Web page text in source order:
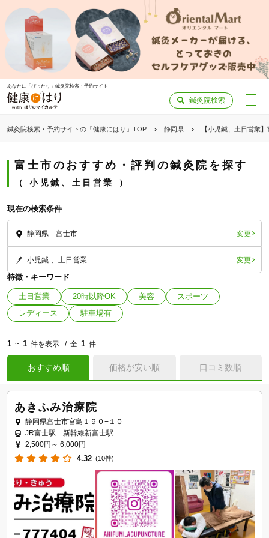
あなたに「ぴったり」鍼灸院検索・予約サイト
鍼灸院検索
鍼灸院検索・予約サイトの「健康にはり」TOP 静岡県 【小児鍼、土日営業
富士市のおすすめ・評判の鍼灸院を探す
小児鍼、土日営業
現在の検索条件
静岡県 富士市 変更
小児鍼 土日営業 変更
特徴・キーワード
土日営業 20時以降OK 美容
スポーツ
レディース
駐車場有
1 ~ 1 件を表示 全 1 件
おすすめ順 価格が安い順 口コミ数順
あきふみ治療院
静岡県富士市宮島１９０−１０
JR富士駅 新幹線新富士駅
2,500円～ 6,000円
4.32 (10件)
「健康にはりを見た」